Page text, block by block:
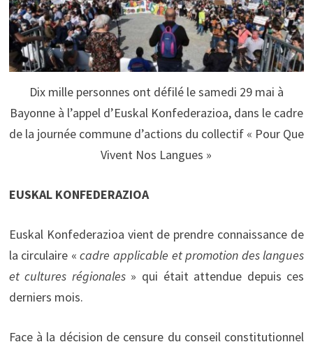
Dix mille personnes ont défilé le samedi 29 mai à
Bayonne à l’appel d’Euskal Konfederazioa, dans le cadre
de la journée commune d’actions du collectif « Pour Que
Vivent Nos Langues »
EUSKAL KONFEDERAZIOA
Euskal Konfederazioa vient de prendre connaissance de
la circulaire « cadre applicable et promotion des langues
et cultures régionales» qui était attendue depuis ces
derniers mois.
Face à la décision de censure du conseil constitutionnel